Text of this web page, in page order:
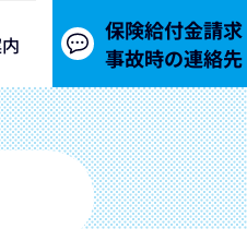
保険給付金請求
事故時の連絡先